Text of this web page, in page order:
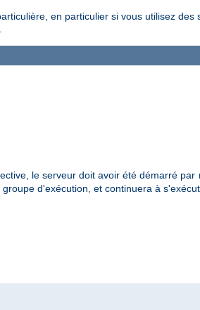
en particulier si vous utilisez des
le serveur doit avoir été démarré par
d'exécution, et continuera à